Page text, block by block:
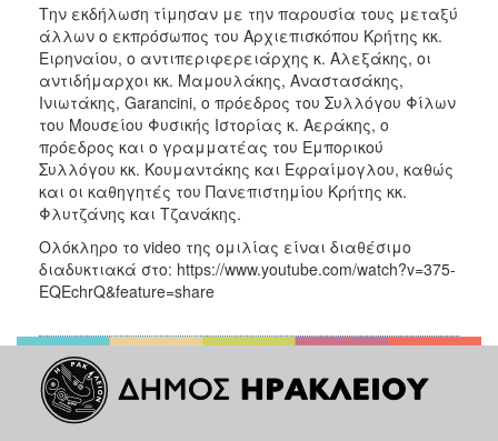
Την εκδήλωση τίμησαν με την παρουσία τους μεταξύ
άλλων ο εκπρόσωπος του Αρχιεπισκόπου Κρήτης κκ.
Ειρηναίου, ο αντιπεριφερειάρχης κ. Αλεξάκης, οι
αντιδήμαρχοι κκ. Μαμουλάκης, Αναστασάκης,
Ινιωτάκης, Garancini, ο πρόεδρος του Συλλόγου Φίλων
του Μουσείου Φυσικής Ιστορίας κ. Αεράκης, ο
πρόεδρος και ο γραμματέας του Εμπορικού
Συλλόγου κκ. Κουμαντάκης και Εφραίμογλου, καθώς
και οι καθηγητές του Πανεπιστημίου Κρήτης κκ.
Φλυτζάνης και Τζανάκης.
Ολόκληρο το video της ομιλίας είναι διαθέσιμο
διαδυκτιακά στο: https://www.youtube.com/watch?v=375-
EQEchrQ&feature=share